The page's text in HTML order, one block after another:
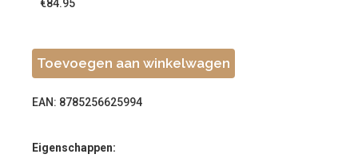
€84.95
Toevoegen aan winkelwagen
EAN: 8785256625994
Eigenschappen: